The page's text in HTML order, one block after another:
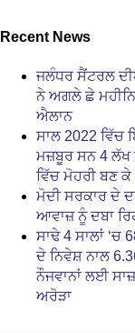
Recent News
ਜਲੰਧਰ ਸੈਂਟਰਲ
ਨੇ ਅਗਲੇ ਛੇ
ਐਲਾਨ
ਸਾਲ 2022 ਵਿੱਚ
ਮਜ਼ਬੂਰ ਸਨ 4 ਲੱਖ
ਵਿੱਚ ਮੋਹਰੀ ਬਣ
ਮੋਦੀ ਸਰਕਾਰ ਦੇ
ਆਵਾਜ਼ ਨੂੰ ਦਬਾ
ਸਾਢੇ 4 ਸਾਲਾਂ ‘ਚ
ਦੇ ਨਿਵੇਸ਼ ਨਾਲ
ਨੌਜਵਾਨਾਂ ਲਈ
ਅਰੋੜਾ